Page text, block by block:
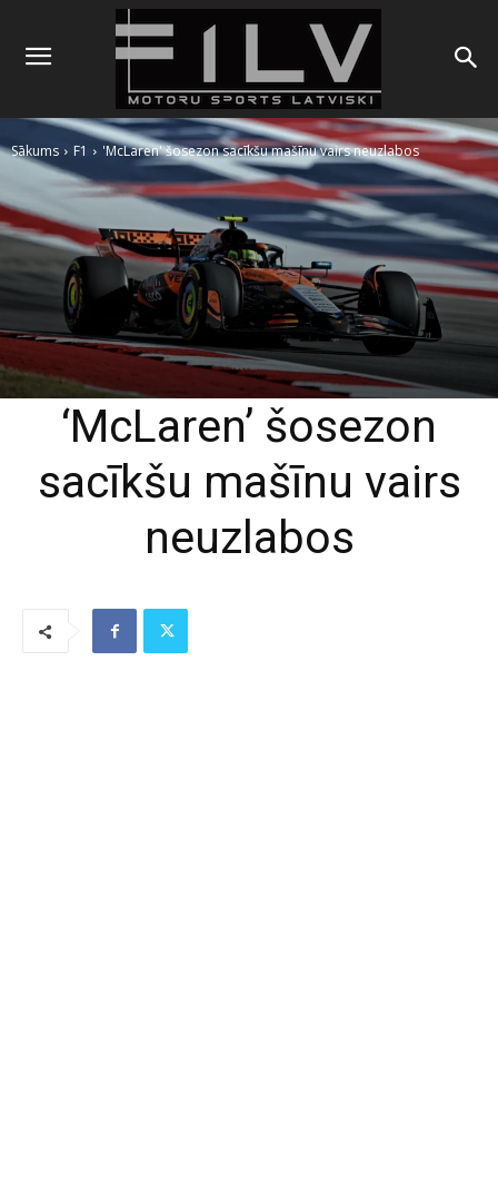
Sākums F1 'McLaren' šosezon sacīkšu mašīnu vairs neuzlabos
‘McLaren’ šosezon
sacīkšu mašīnu vairs
neuzlabos